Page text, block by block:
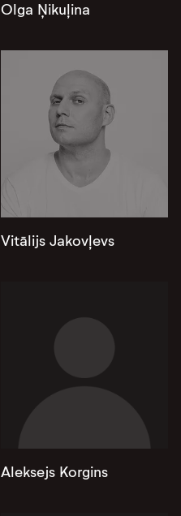
Olga Ņikuļina
Vitālijs Jakovļevs
Aleksejs Korgins